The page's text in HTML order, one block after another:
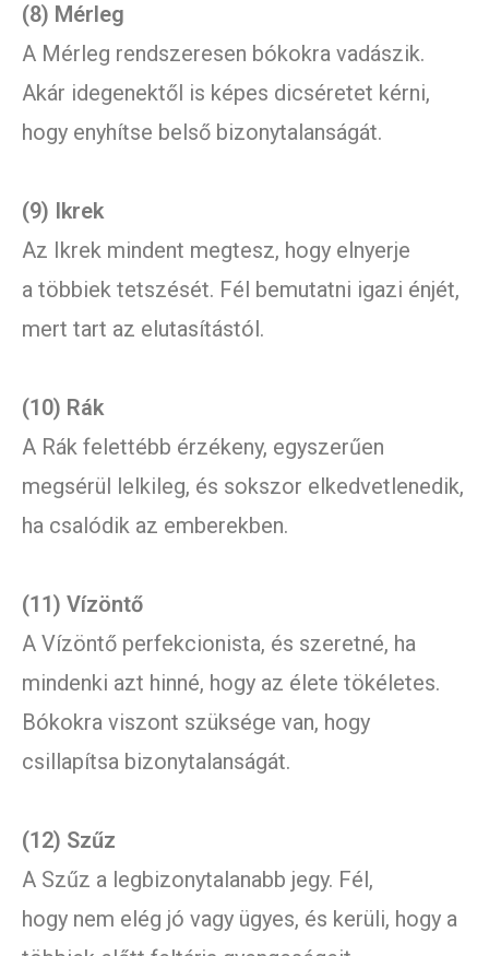
(8) Mérleg
A Mérleg rendszeresen bókokra vadászik.
Akár idegenektől is képes dicséretet kérni,
hogy enyhítse belső bizonytalanságát.
(9) Ikrek
Az Ikrek mindent megtesz, hogy elnyerje
a többiek tetszését. Fél bemutatni igazi énjét,
mert tart az elutasítástól.
(10) Rák
A Rák felettébb érzékeny, egyszerűen
megsérül lelkileg, és sokszor elkedvetlenedik,
ha csalódik az emberekben.
(11) Vízöntő
A Vízöntő perfekcionista, és szeretné, ha
mindenki azt hinné, hogy az élete tökéletes.
Bókokra viszont szüksége van, hogy
csillapítsa bizonytalanságát.
(12) Szűz
A Szűz a legbizonytalanabb jegy. Fél,
hogy nem elég jó vagy ügyes, és kerüli, hogy a